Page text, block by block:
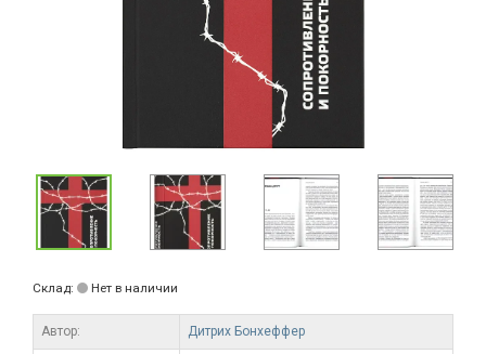
Склад: Нет в наличии
Автор: Дитрих Бонхеффер